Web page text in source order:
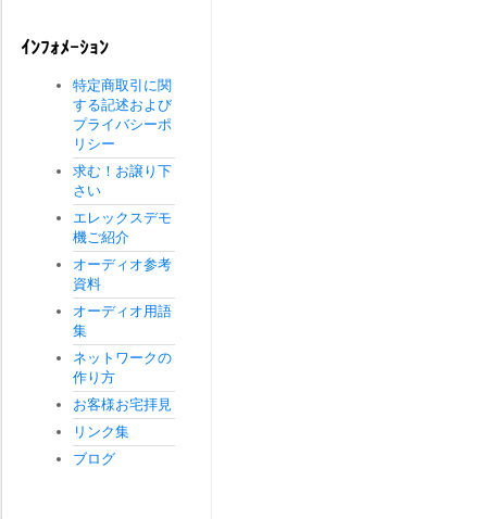
ｲﾝﾌｫﾒｰｼｮﾝ
特定商取引に関
する記述および
プライバシーポ
リシー
求む！お譲り下
さい
エレックスデモ
機ご紹介
オーディオ参考
資料
オーディオ用語
集
ネットワークの
作り方
お客様お宅拝見
リンク集
ブログ